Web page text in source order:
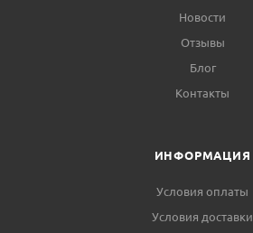
Новости
Отзывы
Блог
Контакты
ИНФОРМАЦИЯ
Условия оплаты
Условия доставки